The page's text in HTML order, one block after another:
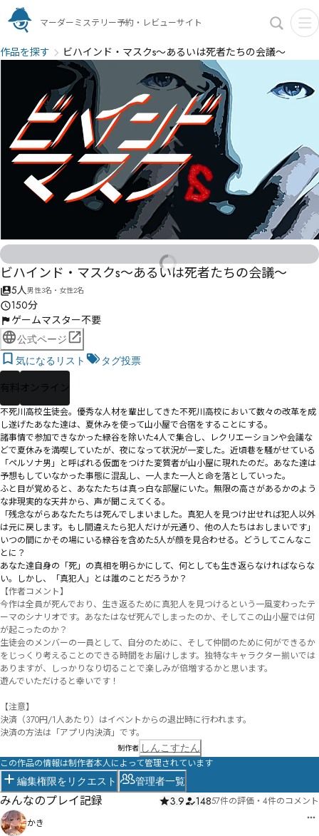
マーダーミステリー予約・レビューサイト
作品を探す ビハインド・マスクs～あるいは死者たちの会議～
ビハインド・マスクs～あるいは死者たちの会議～
5人男性3名・女性2名
150分
ゲームマスター不要
公式ページ
気になるリスト
タグ投票
有料 オンライン
不死川高校生徒会。優秀な人材を輩出してきた不死川高校において数々の改革を成
し遂げたあなた達は、夏休みを使って山小屋で合宿をすることにする。
諸事情で参加できなかった緑谷を除いた4人で集合し、レクリエーションや会議な
どで夏休みを満喫していたが、夜になって状況が一変した。近頃巷を騒がせている
「ペルソナ男」と呼ばれる仮面をつけた変質者が山小屋に現れたのだ。あなた達は
予想もしていなかった事態に混乱し、一人また一人と命を落としていった。
ふと目が覚めると、あなたたちは真っ白な部屋にいた。無限の高さがあるかのよう
な非現実的な天井から、声が聞こえてくる。
「残念ながらあなたたちは死んでしまいました。真犯人を見つけ出せれば犯人以外
は元に戻します。もし間違えたら犯人だけが元通り、他の人たちはおしまいです」
いつの間にかその場にいる緑谷を含めた5人が顔を見合わせる。どうしてこんなこ
とに？
あなた達自身の「死」の真相を明らかにして、何としても生き返らなければならな
い。しかし、「真犯人」とは誰のことだろうか？
【作者コメント】
今作は全員が死んでおり、生き返るために真犯人を見つけるという一風変わったテ
ーマのシナリオです。あなたはなぜ死んでしまったのか、そしてこの山小屋では何
が起こったのか？
生徒会のメンバーの一員として、自分のために、そして仲間のために何ができるか
をじっくり考えることのできる時間をお届けします。独特なキャラクター揃いでは
ありますが、しっかりなり切ることで楽しみが倍増するかと思います。
遊んでいただけると幸いです！
【注意】
決済（370円/1人あたり）はイベントからの退出時に行われます。
決済の方法は「アプリ内決済」です。
制作者 しんこすたん
この作品の情報は制作者本人によって管理されています
編集権限をリクエスト 管理者一覧
みんなのプレイ記録 3.9 14857件の評価 ・ 4件のコメント
かき